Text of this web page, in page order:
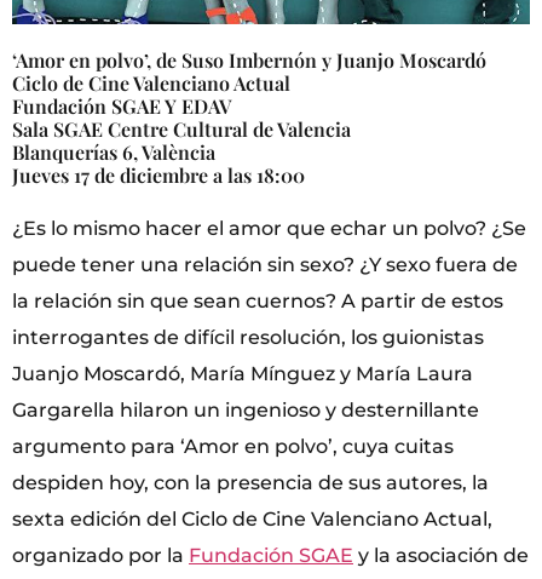
‘Amor en polvo’, de Suso Imbernón y Juanjo Moscardó
Ciclo de Cine Valenciano Actual
Fundación SGAE Y EDAV
Sala SGAE Centre Cultural de Valencia
Blanquerías 6, València
Jueves 17 de diciembre a las 18:00
¿Es lo mismo hacer el amor que echar un polvo? ¿Se
puede tener una relación sin sexo? ¿Y sexo fuera de
la relación sin que sean cuernos? A partir de estos
interrogantes de difícil resolución, los guionistas
Juanjo Moscardó, María Mínguez y María Laura
Gargarella hilaron un ingenioso y desternillante
argumento para ‘Amor en polvo’, cuya cuitas
despiden hoy, con la presencia de sus autores, la
sexta edición del Ciclo de Cine Valenciano Actual,
organizado por la Fundación SGAE y la asociación de